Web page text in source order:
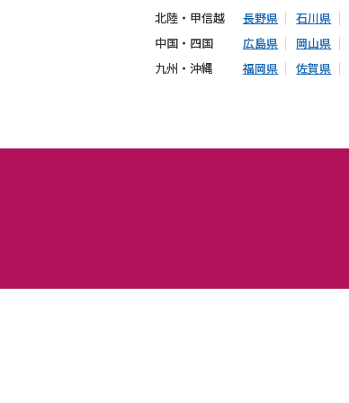
北陸・甲信越
長野県 石川県
中国・四国
広島県 岡山県
九州・沖縄
福岡県 佐賀県